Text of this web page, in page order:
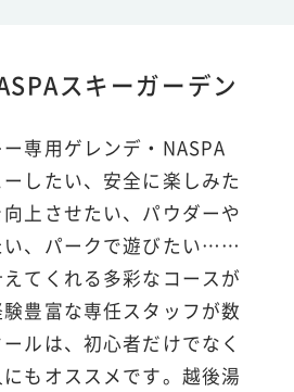
スキーガーデン
専用ゲレンデ・NASPA
したい、安全に楽しみた
上させたい、パウダーや
い、パークで遊びたい……
てくれる多彩なコースが
豊富な専任スタッフが数
ルは、初心者だけでなく
もオススメです。越後湯